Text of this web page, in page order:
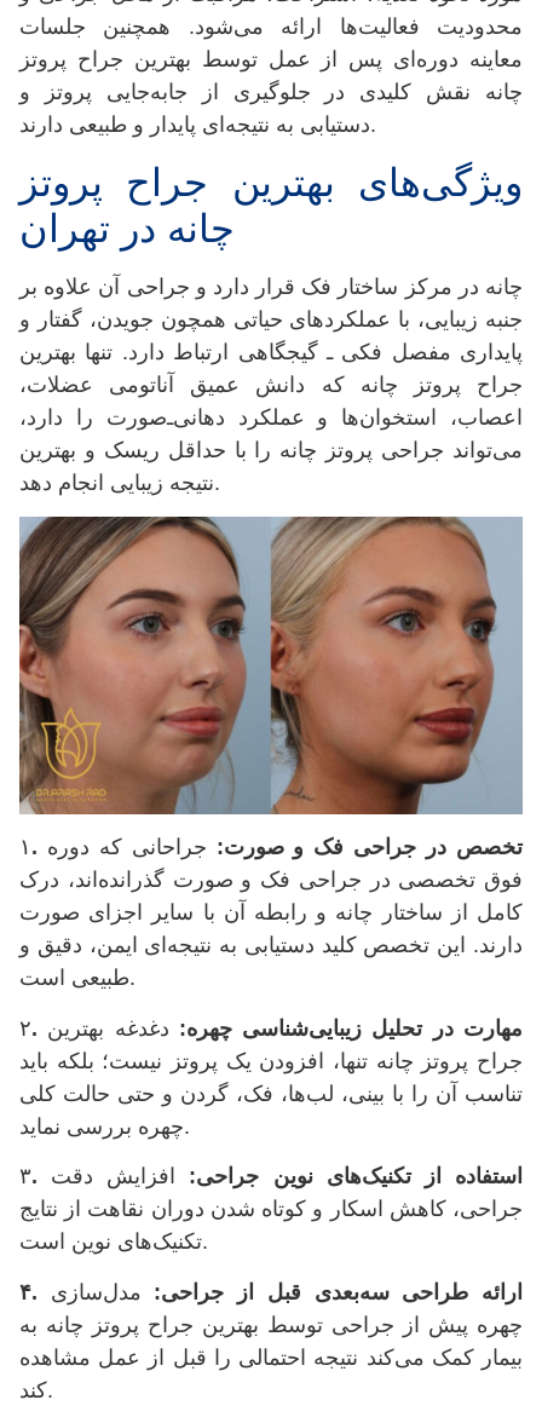
محدودیت فعالیت‌ها ارائه می‌شود. همچنین جلسات
معاینه دوره‌ای پس از عمل توسط بهترین جراح پروتز
چانه نقش کلیدی در جلوگیری از جابه‌جایی پروتز و
دستیابی به نتیجه‌ای پایدار و طبیعی دارند.
ویژگی‌های بهترین جراح پروتز
چانه در تهران
چانه در مرکز ساختار فک قرار دارد و جراحی آن علاوه بر
جنبه زیبایی، با عملکردهای حیاتی همچون جویدن، گفتار و
پایداری مفصل فکی ـ گیجگاهی ارتباط دارد. تنها بهترین
جراح پروتز چانه که دانش عمیق آناتومی عضلات،
اعصاب، استخوان‌ها و عملکرد دهانی‌ـ‌صورت را دارد،
می‌تواند جراحی پروتز چانه را با حداقل ریسک و بهترین
نتیجه زیبایی انجام دهد.
۱ . تخصص در جراحی فک و صورت: جراحانی که دوره
فوق تخصصی در جراحی فک و صورت گذرانده‌اند، درک
کامل از ساختار چانه و رابطه آن با سایر اجزای صورت
دارند. این تخصص کلید دستیابی به نتیجه‌ای ایمن، دقیق و
طبیعی است.
۲. مهارت در تحلیل زیبایی‌شناسی چهره: دغدغه بهترین
جراح پروتز چانه تنها، افزودن یک پروتز نیست؛ بلکه باید
تناسب آن را با بینی، لب‌ها، فک، گردن و حتی حالت کلی
چهره بررسی نماید.
۳. استفاده از تکنیک‌های نوین جراحی: افزایش دقت
جراحی، کاهش اسکار و کوتاه شدن دوران نقاهت از نتایج
تکنیک‌های نوین است.
۴. ارائه طراحی سه‌بعدی قبل از جراحی: مدل‌سازی
چهره پیش از جراحی توسط بهترین جراح پروتز چانه به
بیمار کمک می‌کند نتیجه احتمالی را قبل از عمل مشاهده
کند.